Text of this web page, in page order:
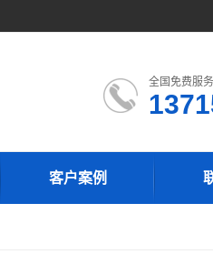
全国免费服务
客户案例